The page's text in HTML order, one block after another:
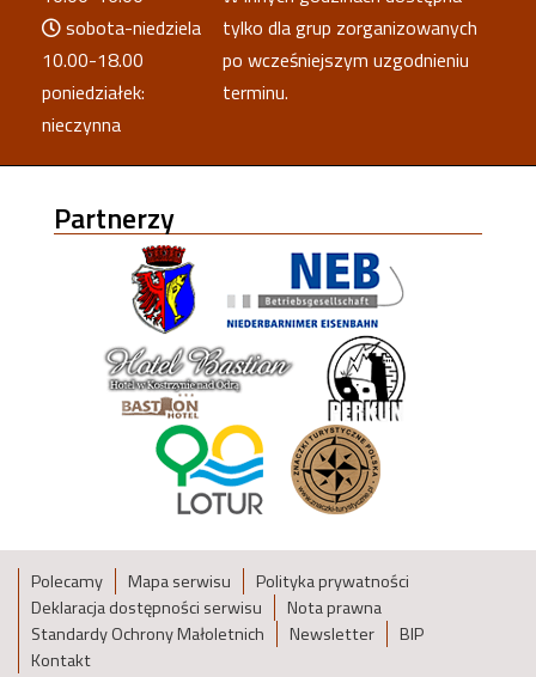
sobota-niedziela
10.00-18.00
poniedziałek:
nieczynna
tylko dla grup zorganizowanych
po wcześniejszym uzgodnieniu
terminu.
Partnerzy
Polecamy Mapa serwisu
Polityka prywatności
Deklaracja dostępności serwisu
Nota prawna
Standardy Ochrony Małoletnich
Newsletter
BIP
Kontakt